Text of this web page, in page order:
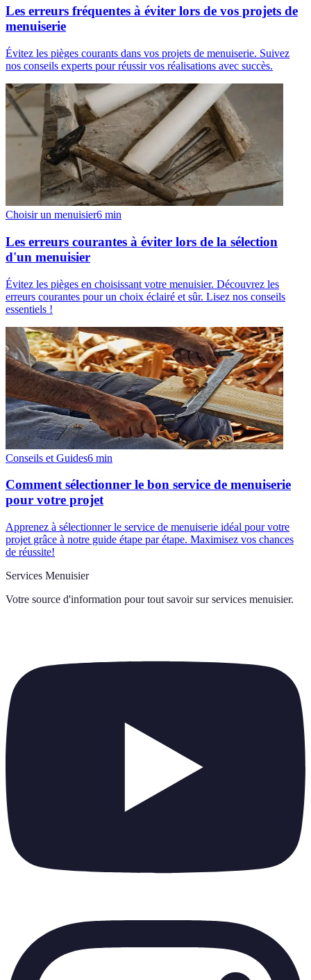
Les erreurs fréquentes à éviter lors de vos projets de
menuiserie
Évitez les pièges courants dans vos projets de menuiserie. Suivez
nos conseils experts pour réussir vos réalisations avec succès.
Choisir un menuisier6 min
Les erreurs courantes à éviter lors de la sélection
d'un menuisier
Évitez les pièges en choisissant votre menuisier. Découvrez les
erreurs courantes pour un choix éclairé et sûr. Lisez nos conseils
essentiels !
Conseils et Guides6 min
Comment sélectionner le bon service de menuiserie
pour votre projet
Apprenez à sélectionner le service de menuiserie idéal pour votre
projet grâce à notre guide étape par étape. Maximisez vos chances
de réussite!
Services Menuisier
Votre source d'information pour tout savoir sur services menuisier.